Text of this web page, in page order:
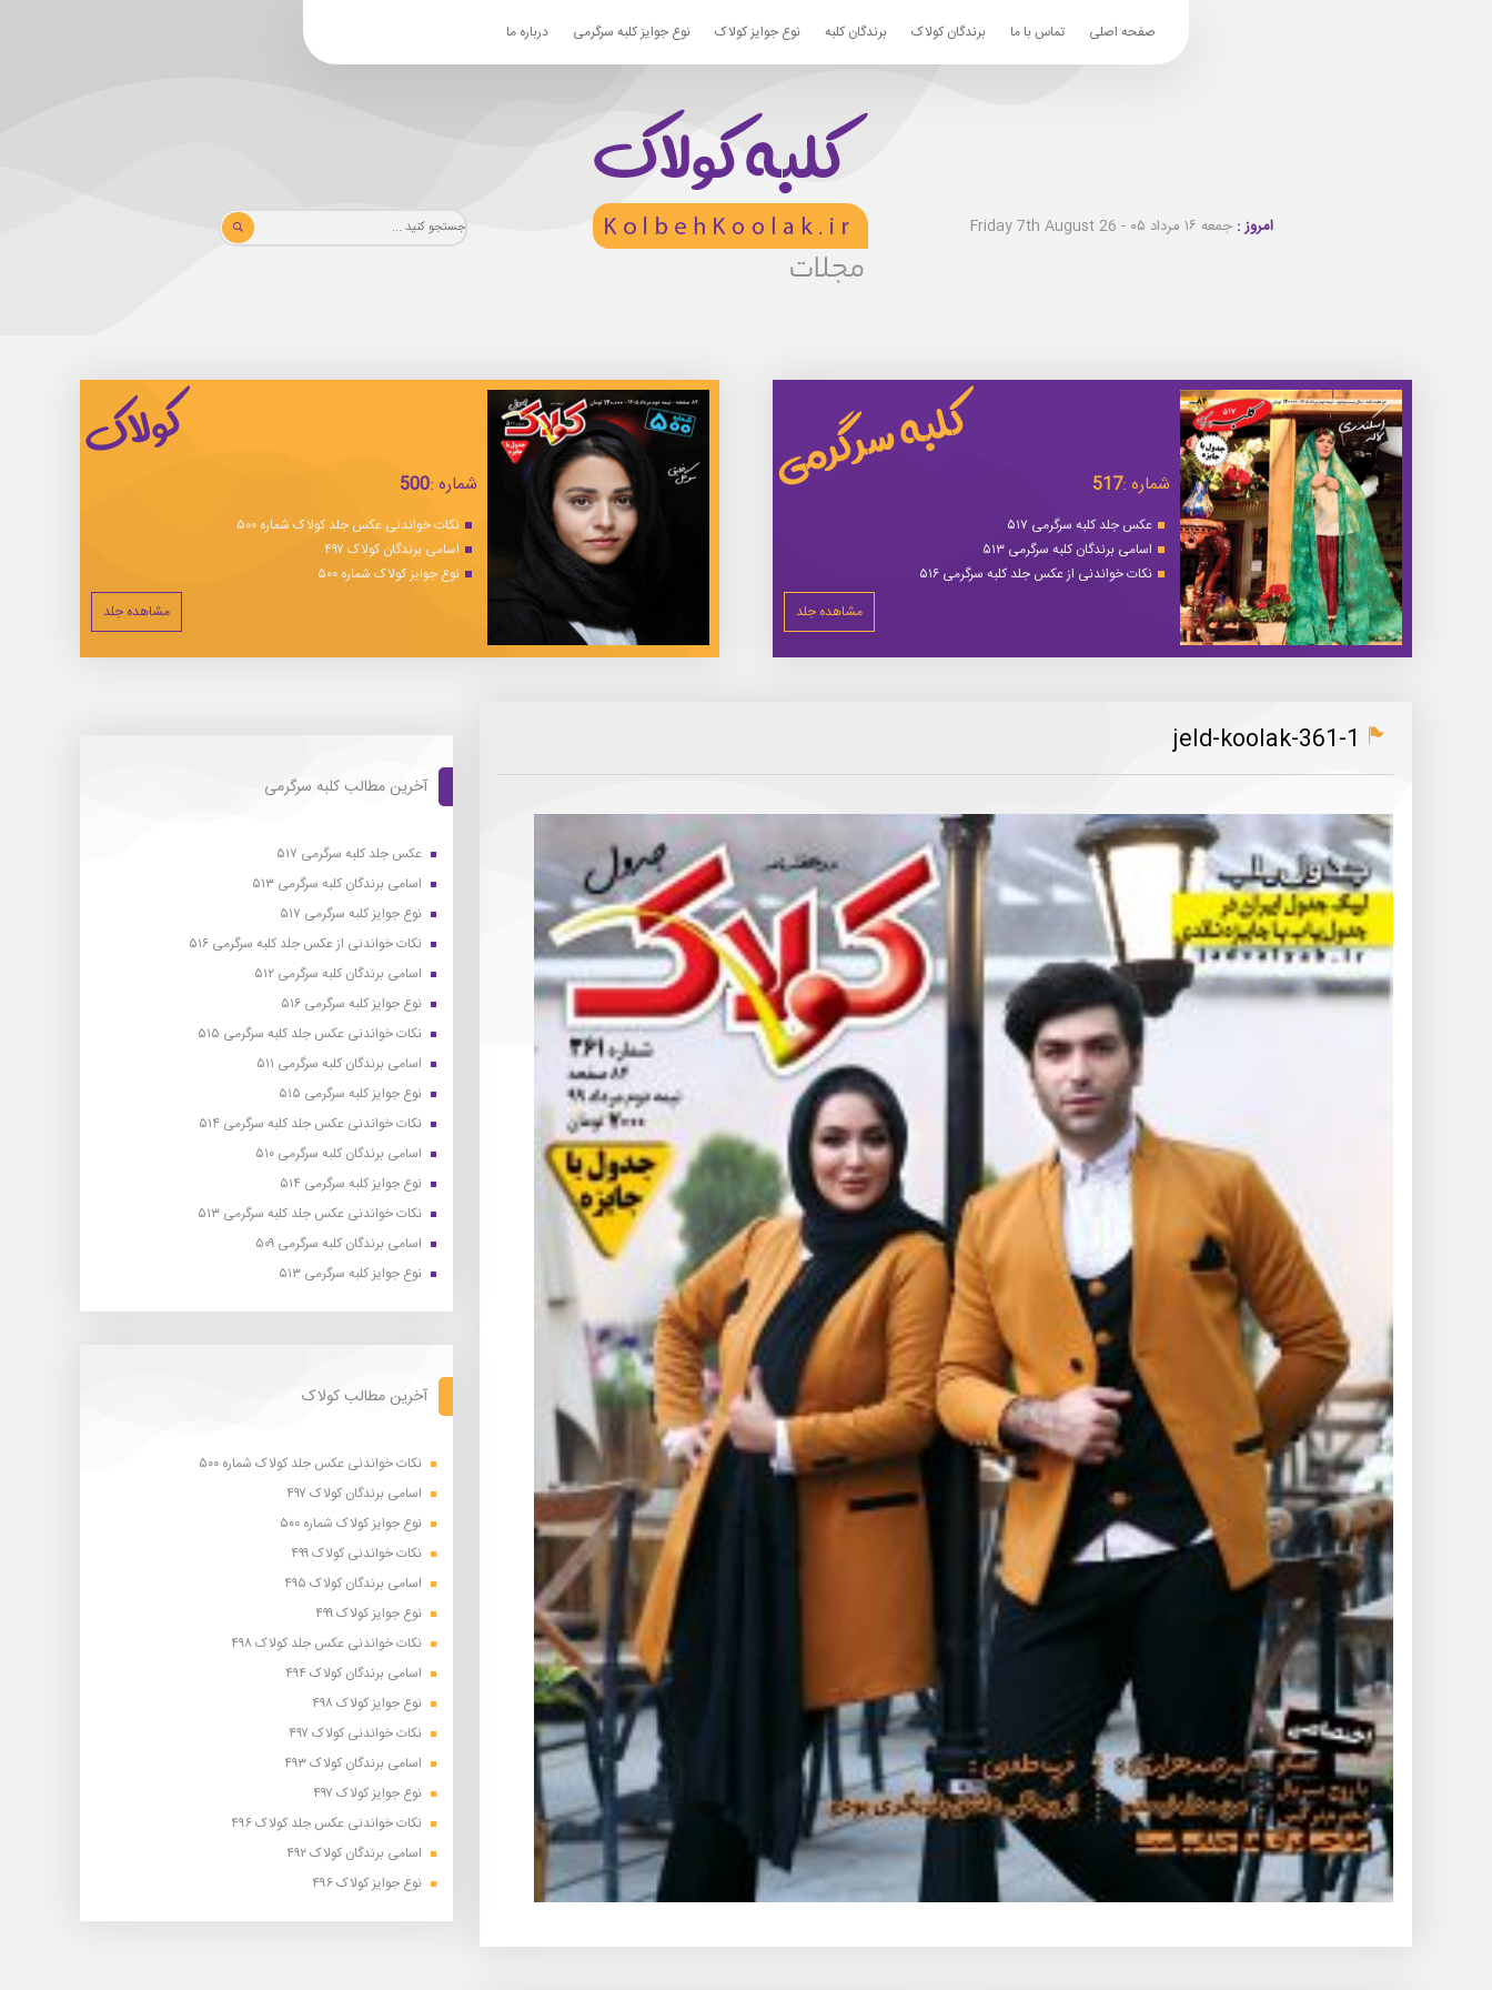
صفحه اصلی تماس با ما برندگان کولاک برندگان کلبه نوع جوایز کولاک نوع جوایز کلبه سرگرمی درباره ما
امروز : جمعه ۱۶ مرداد ۰۵ - Friday 7th August 26
شماره :517
عکس جلد کلبه سرگرمی ۵۱۷
اسامی برندگان کلبه سرگرمی ۵۱۳
نکات خواندنی از عکس جلد کلبه سرگرمی ۵۱۶
مشاهده جلد
شماره :500
نکات خواندنی عکس جلد کولاک شماره ۵۰۰
اسامی برندگان کولاک ۴۹۷
نوع جوایز کولاک شماره ۵۰۰
مشاهده جلد
jeld-koolak-361-1
آخرین مطالب کلبه سرگرمی
عکس جلد کلبه سرگرمی ۵۱۷
اسامی برندگان کلبه سرگرمی ۵۱۳
نوع جوایز کلبه سرگرمی ۵۱۷
نکات خواندنی از عکس جلد کلبه سرگرمی ۵۱۶
اسامی برندگان کلبه سرگرمی ۵۱۲
نوع جوایز کلبه سرگرمی ۵۱۶
نکات خواندنی عکس جلد کلبه سرگرمی ۵۱۵
اسامی برندگان کلبه سرگرمی ۵۱۱
نوع جوایز کلبه سرگرمی ۵۱۵
نکات خواندنی عکس جلد کلبه سرگرمی ۵۱۴
اسامی برندگان کلبه سرگرمی ۵۱۰
نوع جوایز کلبه سرگرمی ۵۱۴
نکات خواندنی عکس جلد کلبه سرگرمی ۵۱۳
اسامی برندگان کلبه سرگرمی ۵۰۹
نوع جوایز کلبه سرگرمی ۵۱۳
آخرین مطالب کولاک
نکات خواندنی عکس جلد کولاک شماره ۵۰۰
اسامی برندگان کولاک ۴۹۷
نوع جوایز کولاک شماره ۵۰۰
نکات خواندنی کولاک ۴۹۹
اسامی برندگان کولاک ۴۹۵
نوع جوایز کولاک ۴۹۹
نکات خواندنی عکس جلد کولاک ۴۹۸
اسامی برندگان کولاک ۴۹۴
نوع جوایز کولاک ۴۹۸
نکات خواندنی کولاک ۴۹۷
اسامی برندگان کولاک ۴۹۳
نوع جوایز کولاک ۴۹۷
نکات خواندنی عکس جلد کولاک ۴۹۶
اسامی برندگان کولاک ۴۹۲
نوع جوایز کولاک ۴۹۶